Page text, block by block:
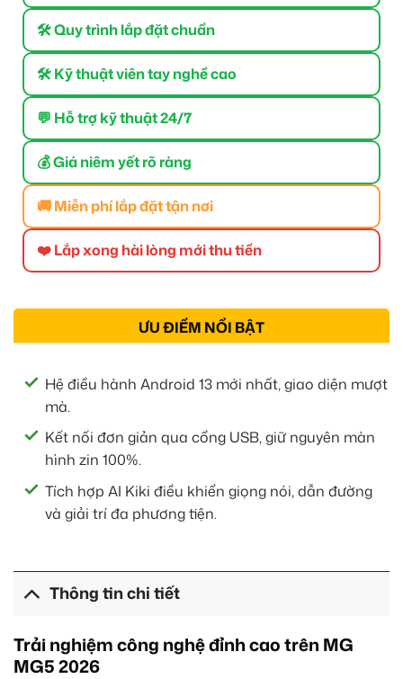
🛠 Quy trình lắp đặt chuẩn
🛠 Kỹ thuật viên tay nghề cao
💬 Hỗ trợ kỹ thuật 24/7
💰 Giá niêm yết rõ ràng
🚚 Miễn phí lắp đặt tận nơi
❤️ Lắp xong hài lòng mới thu tiền
ƯU ĐIỂM NỔI BẬT
Hệ điều hành Android 13 mới nhất, giao diện mượt
mà.
Kết nối đơn giản qua cổng USB, giữ nguyên màn
hình zin 100%.
Tích hợp AI Kiki điều khiển giọng nói, dẫn đường
và giải trí đa phương tiện.
Thông tin chi tiết
Trải nghiệm công nghệ đỉnh cao trên MG
MG5 2026